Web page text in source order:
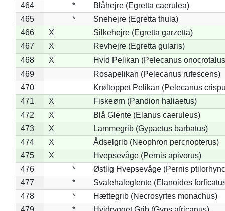
464
*
Blåhejre (Egretta caerulea)
465
*
Snehejre (Egretta thula)
466
X
Silkehejre (Egretta garzetta)
467
X
Revhejre (Egretta gularis)
468
X
Hvid Pelikan (Pelecanus
469
Rosapelikan (Pelecanus rufescens)
470
Krøltoppet Pelikan (Pelecanus
471
X
Fiskeørn (Pandion haliaetus)
472
X
Blå Glente (Elanus caeruleus)
473
X
Lammegrib (Gypaetus barbatus)
474
X
Ådselgrib (Neophron percnopterus)
475
X
Hvepsevåge (Pernis apivorus)
476
*
Østlig Hvepsevåge (Pernis
477
*
Svalehaleglente (Elanoides
478
*
Hættegrib (Necrosyrtes monachus)